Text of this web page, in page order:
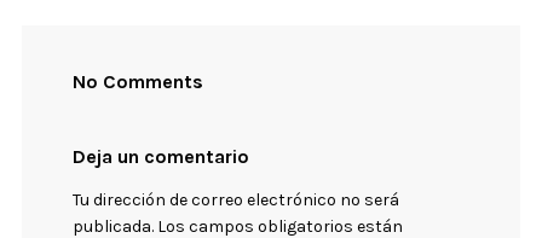
No Comments
Deja un comentario
Tu dirección de correo electrónico no será
publicada. Los campos obligatorios están